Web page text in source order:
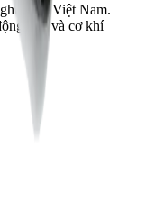
tại Việt Nam.
hóa và cơ khí